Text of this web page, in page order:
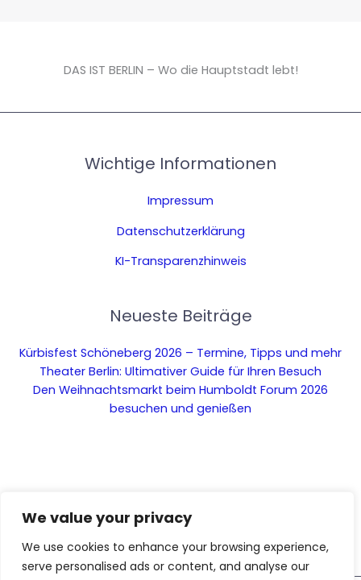
We value your privacy
We use cookies to enhance your browsing experience,
serve personalised ads or content, and analyse our
DAS IST BERLIN – Wo die Hauptstadt lebt!
Wichtige Informationen
Impressum
Datenschutzerklärung
KI-Transparenzhinweis
Neueste Beiträge
Kürbisfest Schöneberg 2026 – Termine, Tipps und mehr
Theater Berlin: Ultimativer Guide für Ihren Besuch
Den Weihnachtsmarkt beim Humboldt Forum 2026
besuchen und genießen